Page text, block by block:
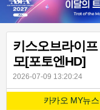
키스오브라이프
모[포토엔HD]
2026-07-09 13:20:24
카카오 MY뉴스